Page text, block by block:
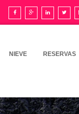
NIEVE RESERVAS